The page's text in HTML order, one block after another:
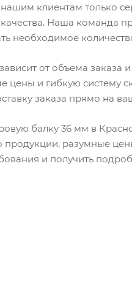
клиентам только
Наша команда
необходимое
от объема
цены и гибкую систему
заказа прямо на
балку 36 мм в
продукции, разумные
и получить